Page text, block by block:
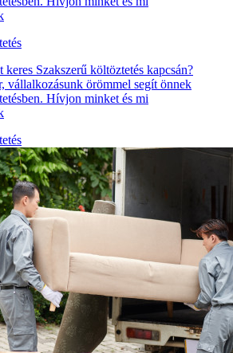
keres Szakszerű költöztetés kapcsán?
vállalkozásunk örömmel segít önnek
Hívjon minket és mi